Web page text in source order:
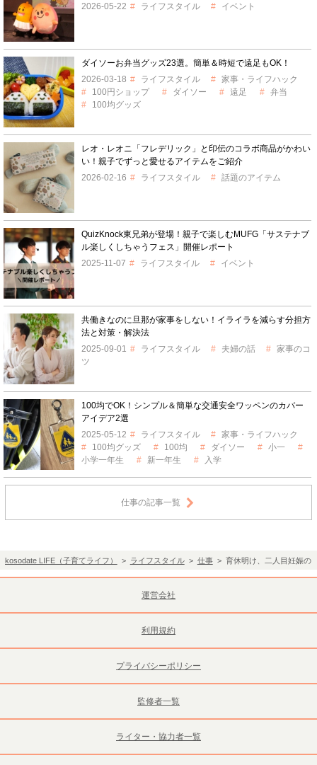
2026-05-22
ライフスタイル イベント
ダイソーお弁当グッズ23選。簡単＆時短で遠足もOK！
2026-03-18
ライフスタイル
家事・ライフハック
100円ショップ
ダイソー 遠足
弁当
100均グッズ
レオ・レオニ「フレデリック」と印伝のコラボ商品がかわい
い！親子でずっと愛せるアイテムをご紹介
2026-02-16
ライフスタイル 話題のアイテム
QuizKnock東兄弟が登場！親子で楽しむMUFG「サステナブ
ル楽しくしちゃうフェス」開催レポート
2025-11-07
ライフスタイル イベント
共働きなのに旦那が家事をしない！イライラを減らす分担方
法と対策・解決法
2025-09-01
ライフスタイル 夫婦の話
家事のコ
ツ
100均でOK！シンプル＆簡単な交通安全ワッペンのカバー
アイデア2選
2025-05-12
ライフスタイル
家事・ライフハック
100均グッズ
100均 ダイソー
小一
小学一年生
新一年生 入学
仕事の記事一覧
kosodate LIFE（子育てライフ） > ライフスタイル> 仕事> 育休明け、二人目妊娠の
運営会社
利用規約
プライバシーポリシー
監修者一覧
ライター・協力者一覧